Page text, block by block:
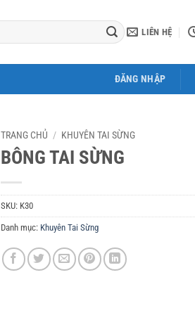
LIÊN HỆ
ĐĂNG NHẬP
TRANG CHỦ / KHUYÊN TAI SỪNG
BÔNG TAI SỪNG
SKU: K30
Danh mục: Khuyên Tai Sừng